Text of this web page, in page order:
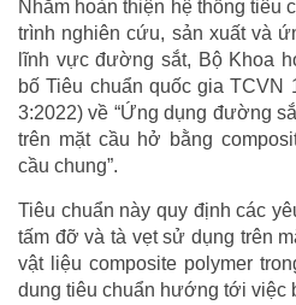
Nhằm hoàn thiện hệ thống tiêu
trình nghiên cứu, sản xuất và
lĩnh vực đường sắt, Bộ Khoa
bố Tiêu chuẩn quốc gia TCVN
3:2022) về “Ứng dụng đường
trên mặt cầu hở bằng
cầu chung”.
Tiêu chuẩn này quy định các
tấm đỡ và tà vẹt sử dụng trên
vật liệu composite polymer
dung tiêu chuẩn hướng tới việc